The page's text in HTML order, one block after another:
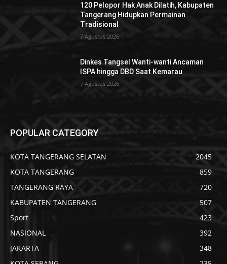
120 Pelopor Hak Anak Dilatih, Kabupaten
Tangerang Hidupkan Permainan
Tradisional
7 Agustus 2026
Dinkes Tangsel Wanti-wanti Ancaman
ISPA hingga DBD Saat Kemarau
7 Agustus 2026
POPULAR CATEGORY
KOTA TANGERANG SELATAN
2045
KOTA TANGERANG
859
TANGERANG RAYA
720
KABUPATEN TANGERANG
507
Sport
423
NASIONAL
392
JAKARTA
348